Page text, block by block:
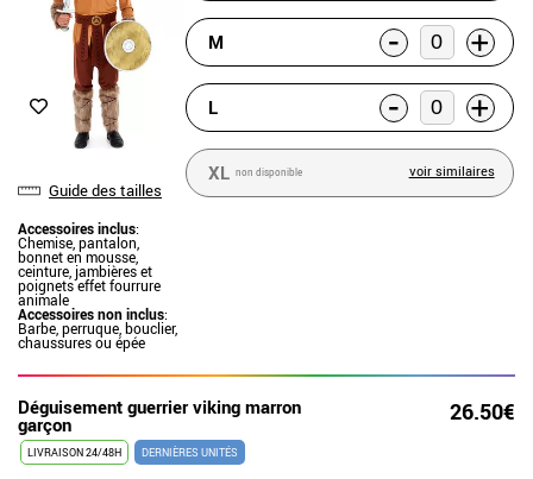
Guide des tailles
Accessoires inclus:
Chemise, pantalon,
bonnet en mousse,
ceinture, jambières et
poignets effet fourrure
animale
Accessoires non inclus:
Barbe, perruque, bouclier,
chaussures ou épée
M - +
L - +
XL non disponible voir similaires
Déguisement guerrier viking marron
garçon 26.50€
LIVRAISON 24/48H DERNIÈRES UNITÉS